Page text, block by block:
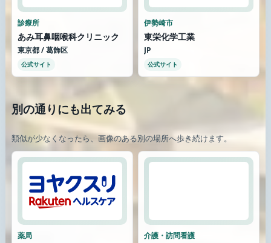
診療所
あみ耳鼻咽喉科クリニック
東京都 / 葛飾区
公式サイト
伊勢崎市
東栄化学工業
JP
公式サイト
別の通りにも出てみる
類似が少なくなったら、画像のある別の場所へ歩き続けます。
薬局 介護・訪問看護